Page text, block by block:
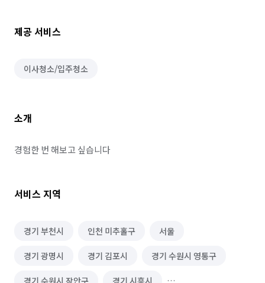
제공 서비스
이사청소/입주청소
소개
경험한 번 해보고 싶습니다
서비스 지역
경기 부천시 인천 미추홀구 서울
경기 광명시 경기 김포시 경기 수원시 영통구
경기 수원시 장안구 경기 시흥시